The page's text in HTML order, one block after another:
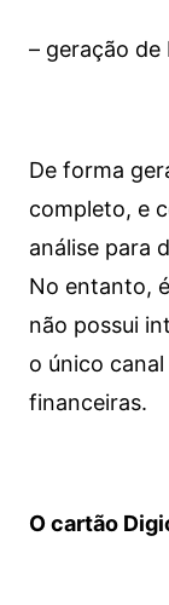
– geração de
De forma
completo, e
análise para
No entanto,
não possui
o único
financeiras.
O cartão